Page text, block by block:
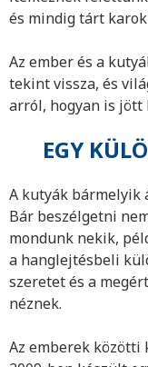
és mindig tárt
Az ember és a
tekint vissza, és
arról, hogyan is jött
EGY
A kutyák bármelyik
Bár beszélgetni
mondunk nekik,
a hanglejtésbeli
szeretet és a
néznek.
Az emberek közötti